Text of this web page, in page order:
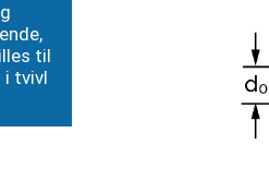
til
i tvivl